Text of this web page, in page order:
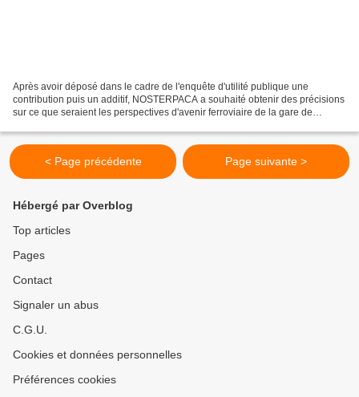
Après avoir déposé dans le cadre de l'enquête d'utilité publique une
contribution puis un additif, NOSTERPACA a souhaité obtenir des précisions
sur ce que seraient les perspectives d'avenir ferroviaire de la gare de
< Page précédente Page suivante >
Hébergé par Overblog
Top articles
Pages
Contact
Signaler un abus
C.G.U.
Cookies et données personnelles
Préférences cookies